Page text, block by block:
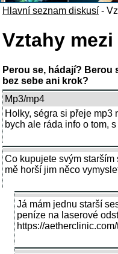
Hlavní seznam diskusí -
Vztahy
Perou se, hádají? Berou
bez sebe ani krok?
Mp3/mp4
Holky, ségra si přeje mp3
bych ale ráda info o tom,
Co kupujete svým starším
mě horší jim něco
Já mám jednu starší
peníze na laserové
https://